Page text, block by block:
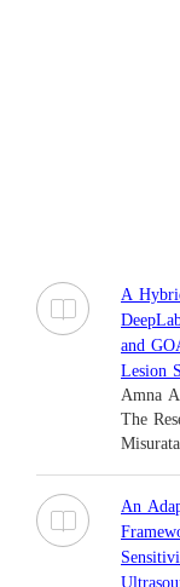
A
and
Lesion
Amna
The
An